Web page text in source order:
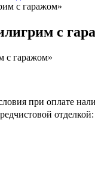
с гаражом»
с
с гаражом»
при оплате